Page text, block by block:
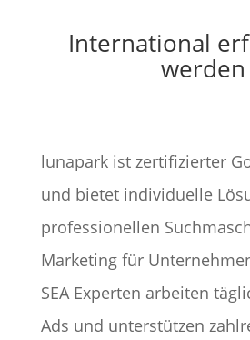
International
werden
lunapark ist zertifizierter
und bietet individuelle
professionellen
Marketing für
SEA Experten arbeiten
Ads und unterstützen